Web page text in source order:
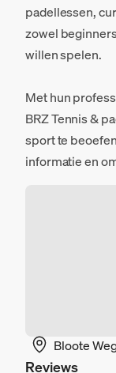
padellessen,
zowel
willen spelen.
Met hun
BRZ Tennis &
sport te
informatie en
Bloote
Reviews